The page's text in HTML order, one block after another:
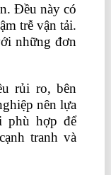
Đều này có
trễ vận tải.
những đơn
rủi ro, bên
nên lựa
phù hợp để
tranh và